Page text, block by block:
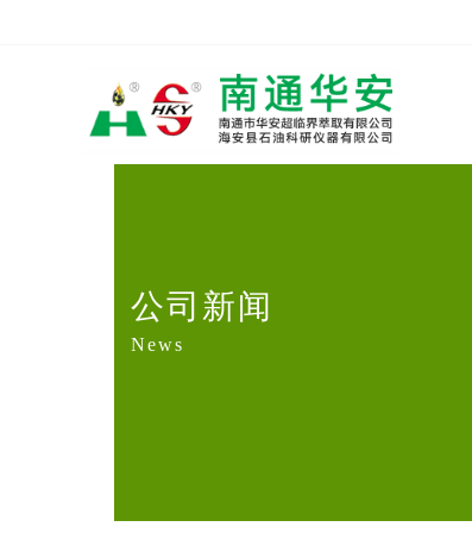
公司新闻
News